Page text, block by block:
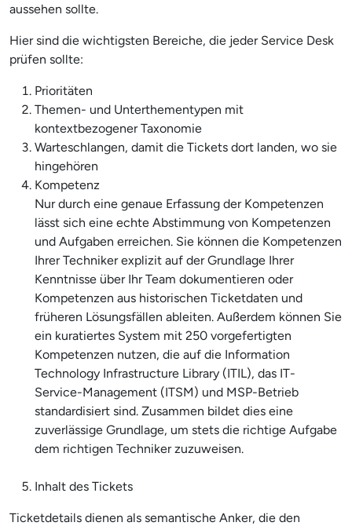
aussehen sollte.
Hier sind die wichtigsten Bereiche, die jeder Service Desk
prüfen sollte:
Prioritäten
Themen- und Unterthementypen mit
kontextbezogener Taxonomie
Warteschlangen, damit die Tickets dort landen, wo sie
hingehören
Kompetenz
Nur durch eine genaue Erfassung der Kompetenzen
lässt sich eine echte Abstimmung von Kompetenzen
und Aufgaben erreichen. Sie können die Kompetenzen
Ihrer Techniker explizit auf der Grundlage Ihrer
Kenntnisse über Ihr Team dokumentieren oder
Kompetenzen aus historischen Ticketdaten und
früheren Lösungsfällen ableiten. Außerdem können Sie
ein kuratiertes System mit 250 vorgefertigten
Kompetenzen nutzen, die auf die Information
Technology Infrastructure Library (ITIL), das IT-
Service-Management (ITSM) und MSP-Betrieb
standardisiert sind. Zusammen bildet dies eine
zuverlässige Grundlage, um stets die richtige Aufgabe
dem richtigen Techniker zuzuweisen.
Inhalt des Tickets
Ticketdetails dienen als semantische Anker, die den